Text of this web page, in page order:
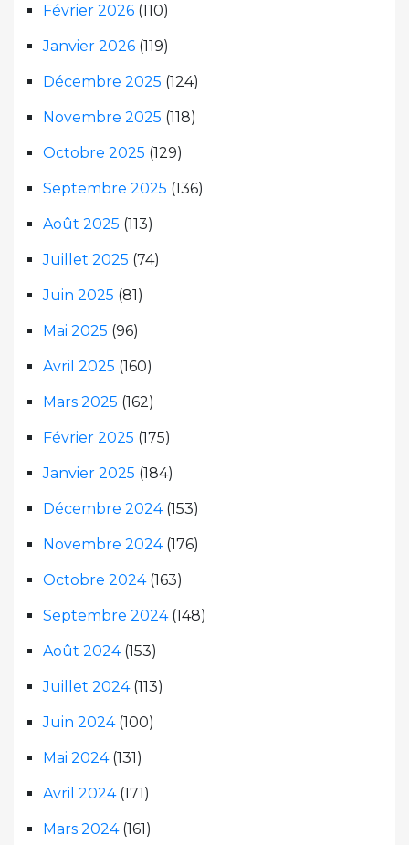
Février 2026 (110)
Janvier 2026 (119)
Décembre 2025 (124)
Novembre 2025 (118)
Octobre 2025 (129)
Septembre 2025 (136)
Août 2025 (113)
Juillet 2025 (74)
Juin 2025 (81)
Mai 2025 (96)
Avril 2025 (160)
Mars 2025 (162)
Février 2025 (175)
Janvier 2025 (184)
Décembre 2024(153)
Novembre 2024(176)
Octobre 2024(163)
Septembre 2024(148)
Août 2024(153)
Juillet 2024(113)
Juin 2024(100)
Mai 2024(131)
Avril 2024(171)
Mars 2024(161)